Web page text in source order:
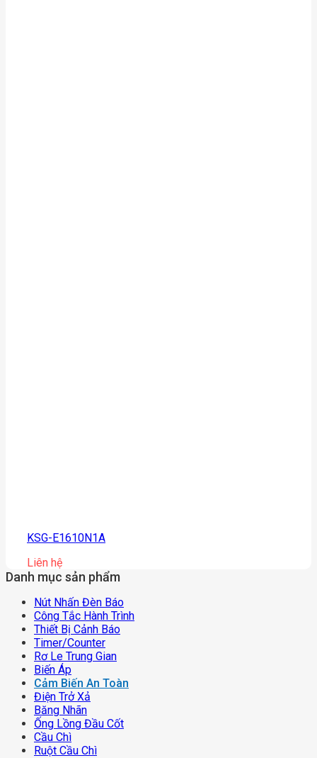
KSG-E1610N1A
Liên hệ
Danh mục sản phẩm
Nút Nhấn Đèn Báo
Công Tắc Hành Trình
Thiết Bị Cảnh Báo
Timer/counter
Rơ Le Trung Gian
Biến Áp
Cảm Biến An Toàn
Điện Trở Xả
Băng Nhãn
Ống Lồng Đầu Cốt
Cầu Chì
Ruột Cầu Chì